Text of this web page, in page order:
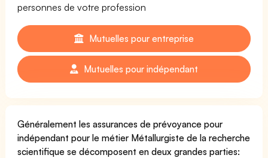
personnes de votre profession
Mutuelles pour entreprise
Mutuelles pour indépendant
Généralement les assurances de prévoyance pour
indépendant pour le métier Métallurgiste de la recherche
scientifique se décomposent en deux grandes parties: